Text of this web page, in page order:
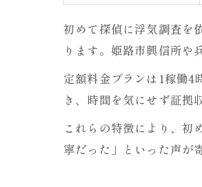
初めて探偵に浮気調査を
ります。姫路市興信所や
定額料金プランは1稼働4
き、時間を気にせず証拠
これらの特徴により、初
寧だった」といった声が